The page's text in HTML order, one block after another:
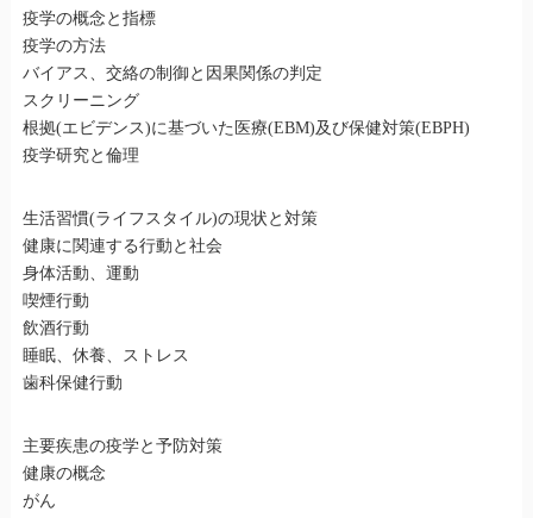
疫学の概念と指標
疫学の方法
バイアス、交絡の制御と因果関係の判定
スクリーニング
根拠(エビデンス)に基づいた医療(EBM)及び保健対策(EBPH)
疫学研究と倫理
生活習慣(ライフスタイル)の現状と対策
健康に関連する行動と社会
身体活動、運動
喫煙行動
飲酒行動
睡眠、休養、ストレス
歯科保健行動
主要疾患の疫学と予防対策
健康の概念
がん